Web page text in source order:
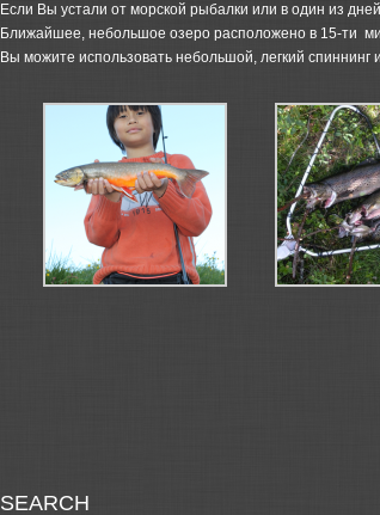
Если Вы устали от морской рыбалки или в один из
Ближайшее, небольшое озеро расположено в 15-ти
Вы можите использовать небольшой, легкий
SEARCH